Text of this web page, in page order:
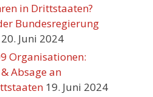
in Drittstaaten?
Bundesregierung
20. Juni 2024
Organisationen:
Absage an
19. Juni 2024